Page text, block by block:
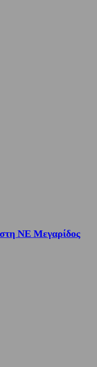
ΝΕ Μεγαρίδος